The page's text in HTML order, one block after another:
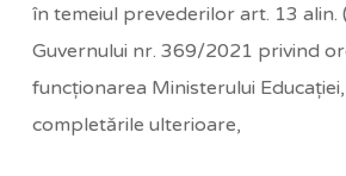
în temeiul prevederilor art. 13 alin.
Guvernului nr. 369/2021 privind
funcţionarea Ministerului
completările ulterioare,